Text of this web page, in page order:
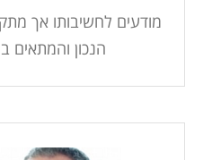
מודעים לחשיבותו אך
הנכון והמתאים
קראו עוד